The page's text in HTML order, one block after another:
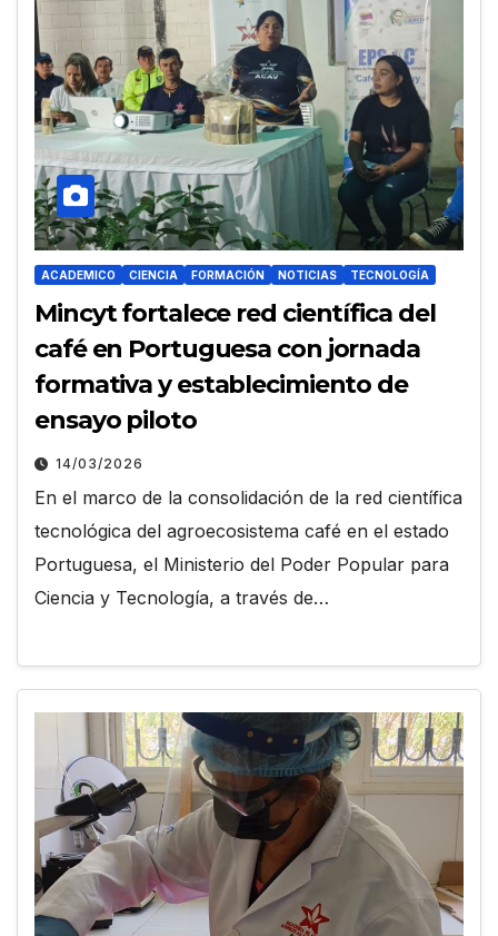
ACADEMICO CIENCIA FORMACIÓN NOTICIAS TECNOLOGÍA
Mincyt fortalece red científica del
café en Portuguesa con jornada
formativa y establecimiento de
ensayo piloto
14/03/2026
En el marco de la consolidación de la red científica
tecnológica del agroecosistema café en el estado
Portuguesa, el Ministerio del Poder Popular para
Ciencia y Tecnología, a través de…